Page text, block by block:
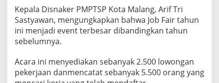
Kepala Disnaker PMPTSP Kota Malang, Arif Tri
Sastyawan, mengungkapkan bahwa Job Fair tahun
ini menjadi event terbesar dibandingkan tahun
sebelumnya.
Acara ini menyediakan sebanyak 2.500 lowongan
pekerjaan danmencatat sebanyak 5.500 orang yang